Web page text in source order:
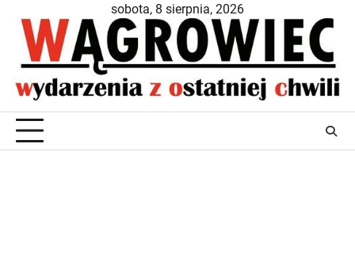
content
sobota, 8 sierpnia, 2026